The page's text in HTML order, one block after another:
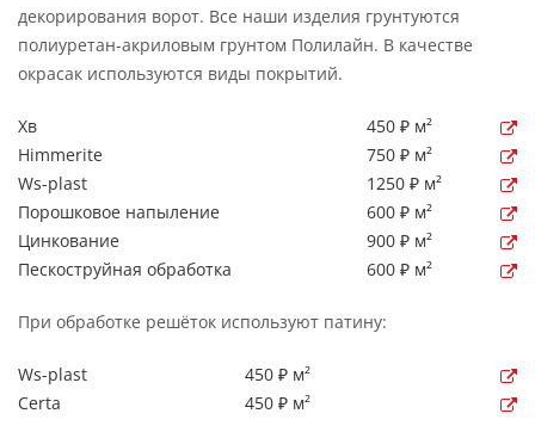
декорирования ворот. Все наши изделия грунтуются
полиуретан-акриловым грунтом Полилайн. В качестве
окрасак используются виды покрытий.
Хв
450 ₽ м²
Himmerite
750 ₽ м²
Ws-plast
1250 ₽ м²
Порошковое напыление
600 ₽ м²
Цинкование
900 ₽ м²
Пескоструйная обработка
600 ₽ м²
При обработке решёток используют патину:
Ws-plast
450 ₽ м²
Certa
450 ₽ м²